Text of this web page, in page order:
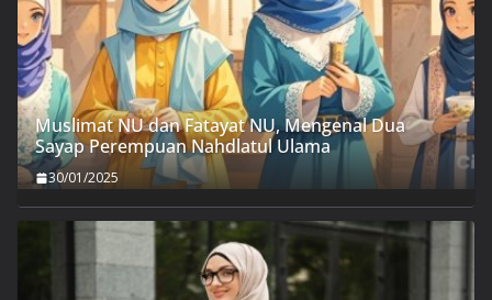
Muslimat NU dan Fatayat NU, Mengenal Dua
Sayap Perempuan Nahdlatul Ulama
30/01/2025